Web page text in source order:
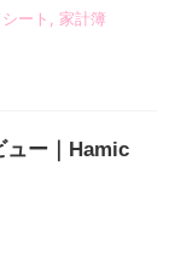
ート 家計簿
ュー｜Hamic